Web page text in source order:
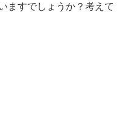
ますでしょうか？考えて